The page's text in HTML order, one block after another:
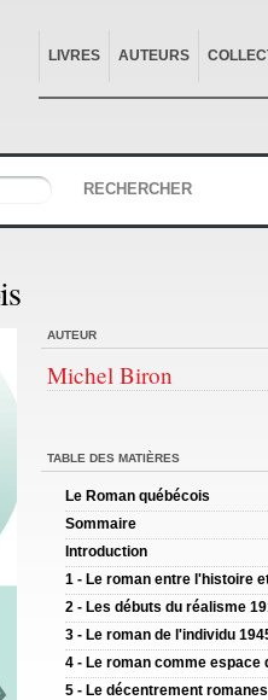
LIVRES AUTEURS
RECHERCHER
AUTEUR
Michel Biron
TABLE DES MATIÈRES
Le Roman québécois
Sommaire
Introduction
1 - Le roman entre l'histoire
2 - Les débuts du réalisme
3 - Le roman de l'individu
4 - Le roman comme espace
5 - Le décentrement